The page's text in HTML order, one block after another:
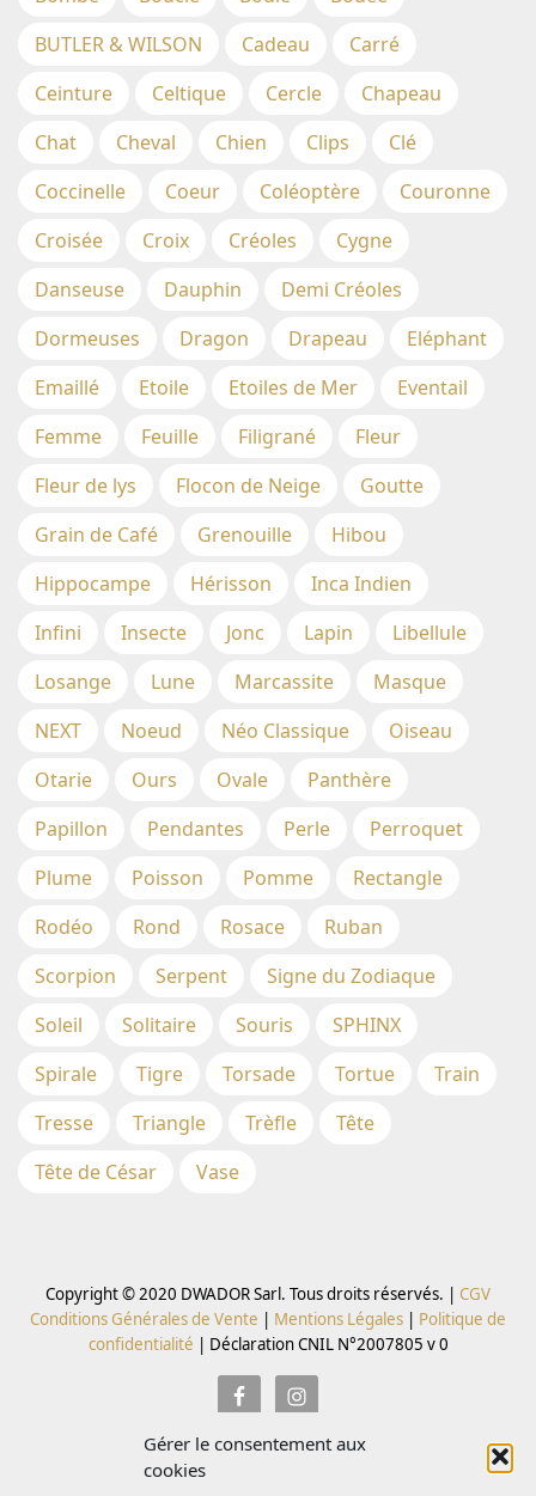
Gérer le consentement aux
cookies
BUTLER & WILSON
Cadeau
Carré
Ceinture
Celtique Cercle
Chapeau
Chat
Cheval Chien Clips
Clé
Coccinelle
Coeur Coléoptère
Couronne
Croisée
Croix Créoles
Cygne
Danseuse
Dauphin
Demi Créoles
Dormeuses
Dragon Drapeau
Eléphant
Emaillé
Etoile Etoiles de Mer
Eventail
Femme
Feuille Filigrané
Fleur
Fleur de lys
Flocon de Neige
Goutte
Grain de Café
Grenouille
Hibou
Hippocampe
Hérisson
Inca Indien
Infini
Insecte Jonc Lapin
Libellule
Losange
Lune Marcassite
Masque
NEXT
Noeud Néo Classique
Oiseau
Otarie
Ours Ovale
Panthère
Papillon
Pendantes Perle
Perroquet
Plume
Poisson Pomme
Rectangle
Rodéo
Rond Rosace
Ruban
Scorpion
Serpent
Signe du Zodiaque
Soleil
Solitaire Souris
SPHINX
Spirale
Tigre Torsade Tortue
Train
Tresse
Triangle Trèfle
Tête
Tête de César
Vase
Copyright © 2020 DWADOR Sarl. Tous droits réservés. | CGV
Conditions Générales de Vente | Mentions Légales | Politique de
confidentialité | Déclaration CNIL N°2007805 v 0
Inscrivez vous à la Newsletter pour recevoir des codes